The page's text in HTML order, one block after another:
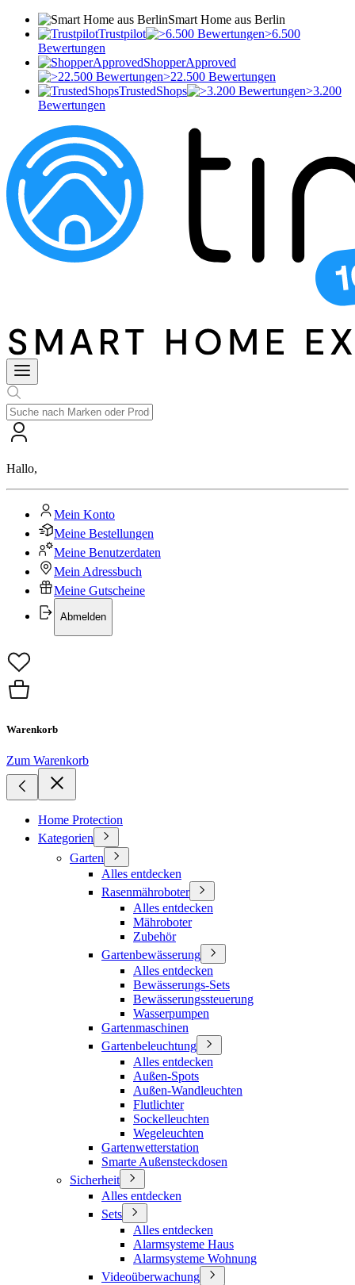
Smart Home aus Berlin
Trustpilot
>6.500
Bewertungen
ShopperApproved
>22.500 Bewertungen
TrustedShops
>3.200
Bewertungen
Hallo,
Mein Konto
Meine Bestellungen
Meine Benutzerdaten
Mein Adressbuch
Meine Gutscheine
Abmelden
Warenkorb
Zum Warenkorb
Home Protection
Kategorien
Garten
Alles entdecken
Rasenmähroboter
Alles entdecken
Mähroboter
Zubehör
Gartenbewässerung
Alles entdecken
Bewässerungs-Sets
Bewässerungssteuerung
Wasserpumpen
Gartenmaschinen
Gartenbeleuchtung
Alles entdecken
Außen-Spots
Außen-Wandleuchten
Flutlichter
Sockelleuchten
Wegeleuchten
Gartenwetterstation
Smarte Außensteckdosen
Sicherheit
Alles entdecken
Sets
Alles entdecken
Alarmsysteme Haus
Alarmsysteme Wohnung
Videoüberwachung